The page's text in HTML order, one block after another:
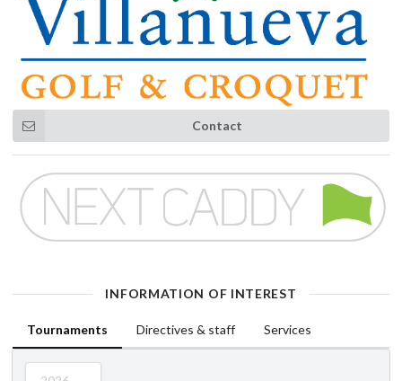
Contact
INFORMATION OF INTEREST
Tournaments Directives & staff Services